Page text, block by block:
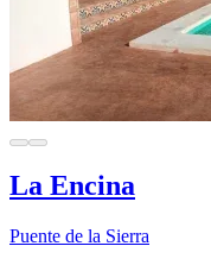
La Encina
Puente de la Sierra